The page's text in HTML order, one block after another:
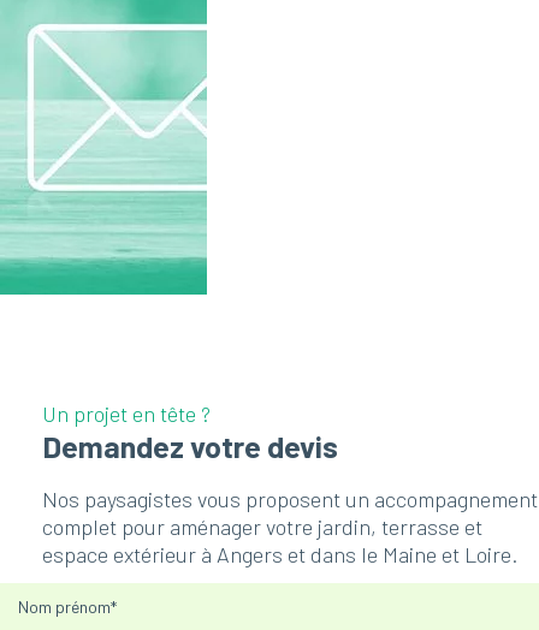
Un projet en tête ?
Demandez votre devis
Nos paysagistes vous proposent un accompagnement
complet pour aménager votre jardin, terrasse et
espace extérieur à Angers et dans le Maine et Loire.